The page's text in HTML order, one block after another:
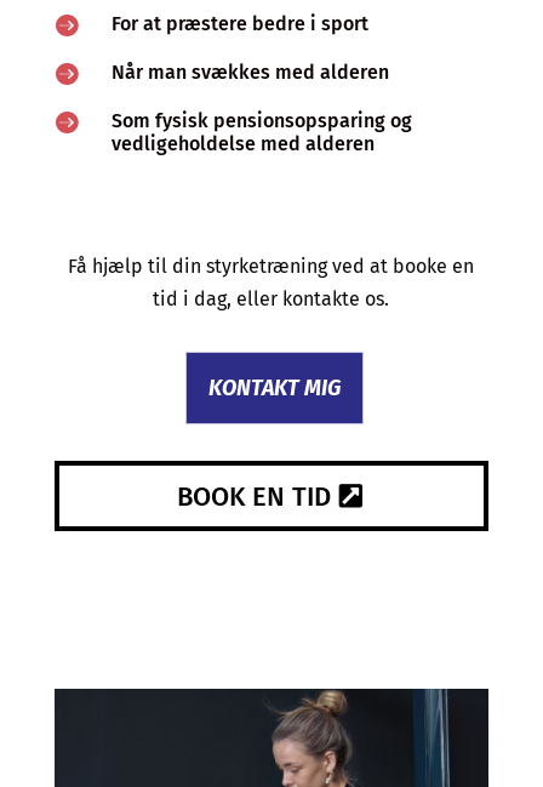
 For at præstere bedre i sport
 Når man svækkes med alderen

Som fysisk pensionsopsparing og
vedligeholdelse med alderen
Få hjælp til din styrketræning ved at booke en
tid i dag, eller kontakte os.
KONTAKT MIG
BOOK EN TID